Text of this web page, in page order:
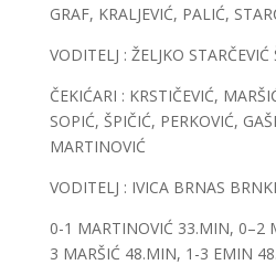
GRAF, KRALJEVIĆ, PALIĆ,
VODITELJ : ŽELJKO STARČEVIĆ
ČEKIĆARI : KRSTIČEVIĆ,
SOPIĆ, ŠPIČIĆ, PERKOVIĆ,
MARTINOVIĆ
VODITELJ : IVICA BRNAS BRNKI
0-1 MARTINOVIĆ 33.MIN, 0–2
3 MARŠIĆ 48.MIN, 1-3 EMIN